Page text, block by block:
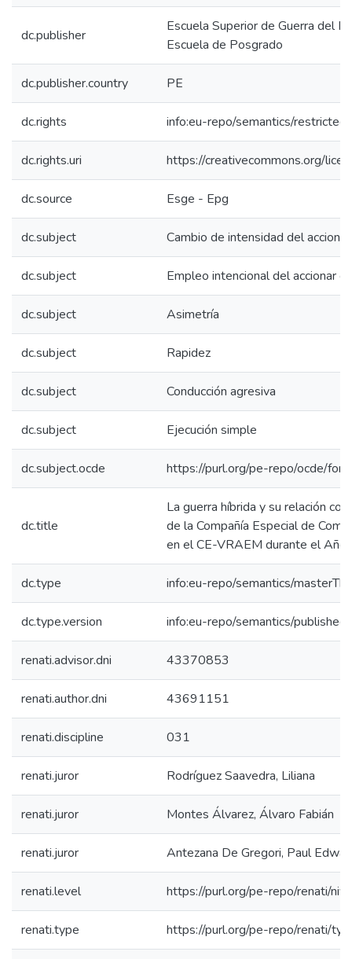
dc.publisher
Escuela Superior de Guerra del
Escuela de Posgrado
dc.publisher.country PE
dc.rights info:eu-repo/semantics/
dc.rights.uri https://creativecommons.org/
dc.source Esge - Epg
dc.subject Cambio de intensidad del accionar
dc.subject Empleo intencional del accionar
dc.subject Asimetría
dc.subject Rapidez
dc.subject Conducción agresiva
dc.subject Ejecución simple
dc.subject.ocde https://purl.org/pe-repo/ocde/
dc.title
La guerra híbrida y su relación
de la Compañía Especial de
en el CE-VRAEM durante el
dc.type info:eu-repo/semantics/
dc.type.version info:eu-repo/semantics/
renati.advisor.dni 43370853
renati.author.dni 43691151
renati.discipline 031
renati.juror Rodríguez Saavedra, Liliana
renati.juror Montes Álvarez, Álvaro Fabián
renati.juror Antezana De Gregori, Paul
renati.level https://purl.org/pe-repo/renati/
renati.type https://purl.org/pe-repo/renati/